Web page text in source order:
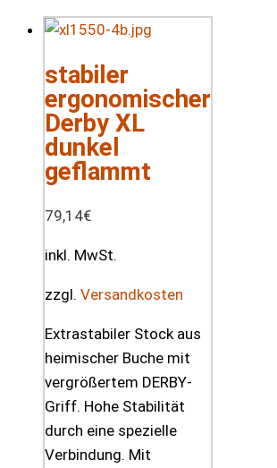
stabiler
ergonomischer
Derby XL
dunkel
geflammt
79,14€
inkl. MwSt.
zzgl. Versandkosten
Extrastabiler Stock aus
heimischer Buche mit
vergrößertem DERBY-
Griff. Hohe Stabilität
durch eine spezielle
Verbindung. Mit